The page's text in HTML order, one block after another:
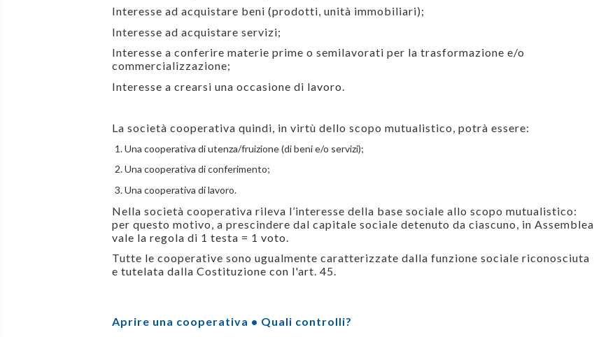
Interesse ad acquistare beni (prodotti, unità immobiliari);
Interesse ad acquistare servizi;
Interesse a conferire materie prime o semilavorati per la trasformazione e/o
commercializzazione;
Interesse a crearsi una occasione di lavoro.
La società cooperativa quindi, in virtù dello scopo mutualistico, potrà essere:
Una cooperativa di utenza/fruizione (di beni e/o servizi);
Una cooperativa di conferimento;
Una cooperativa di lavoro.
Nella società cooperativa rileva l’interesse della base sociale allo scopo mutualistico:
per questo motivo, a prescindere dal capitale sociale detenuto da ciascuno, in Assemblea
vale la regola di 1 testa = 1 voto.
Tutte le cooperative sono ugualmente caratterizzate dalla funzione sociale riconosciuta
e tutelata dalla Costituzione con l'art. 45.
Aprire una cooperativa • Quali controlli?